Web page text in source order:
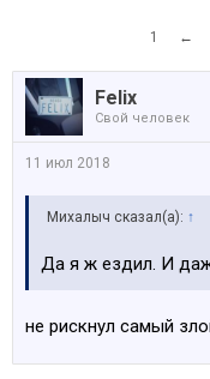
1 ←
Felix
Свой человек
11 июл 2018
Михалыч сказал(а): ↑
Да я ж ездил. И
не рискнул самый